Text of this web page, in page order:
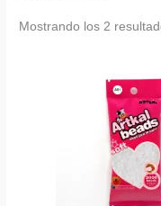
Mostrando los 2